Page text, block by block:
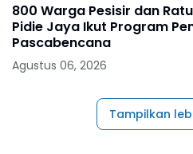
800 Warga Pesisir dan
Pidie Jaya Ikut Program
Pascabencana
Agustus 06, 2026
Tampilkan